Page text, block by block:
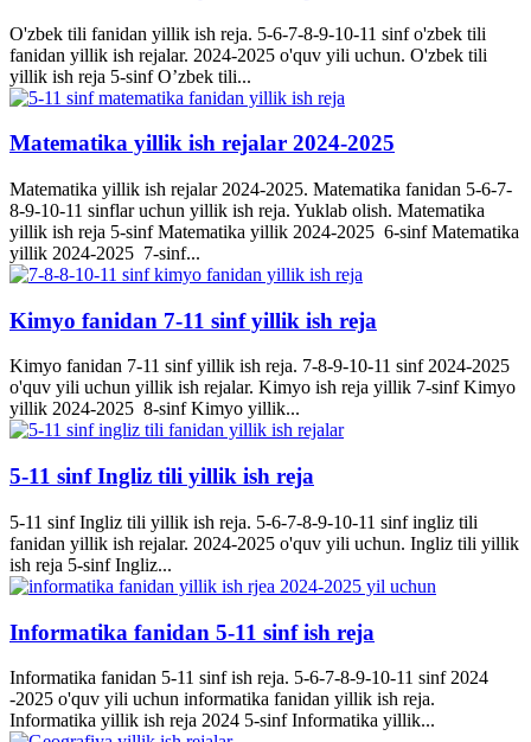
O'zbek tili fanidan yillik ish reja. 5-6-7-8-9-10-11 sinf o'zbek tili
fanidan yillik ish rejalar. 2024-2025 o'quv yili uchun. O'zbek tili
yillik ish reja 5-sinf O’zbek tili...
Matematika yillik ish rejalar 2024-2025
Matematika yillik ish rejalar 2024-2025. Matematika fanidan 5-6-7-
8-9-10-11 sinflar uchun yillik ish reja. Yuklab olish. Matematika
yillik ish reja 5-sinf Matematika yillik 2024-2025 6-sinf Matematika
yillik 2024-2025 7-sinf...
Kimyo fanidan 7-11 sinf yillik ish reja
Kimyo fanidan 7-11 sinf yillik ish reja. 7-8-9-10-11 sinf 2024-2025
o'quv yili uchun yillik ish rejalar. Kimyo ish reja yillik 7-sinf Kimyo
yillik 2024-2025 8-sinf Kimyo yillik...
5-11 sinf Ingliz tili yillik ish reja
5-11 sinf Ingliz tili yillik ish reja. 5-6-7-8-9-10-11 sinf ingliz tili
fanidan yillik ish rejalar. 2024-2025 o'quv yili uchun. Ingliz tili yillik
ish reja 5-sinf Ingliz...
Informatika fanidan 5-11 sinf ish reja
Informatika fanidan 5-11 sinf ish reja. 5-6-7-8-9-10-11 sinf 2024
-2025 o'quv yili uchun informatika fanidan yillik ish reja.
Informatika yillik ish reja 2024 5-sinf Informatika yillik...